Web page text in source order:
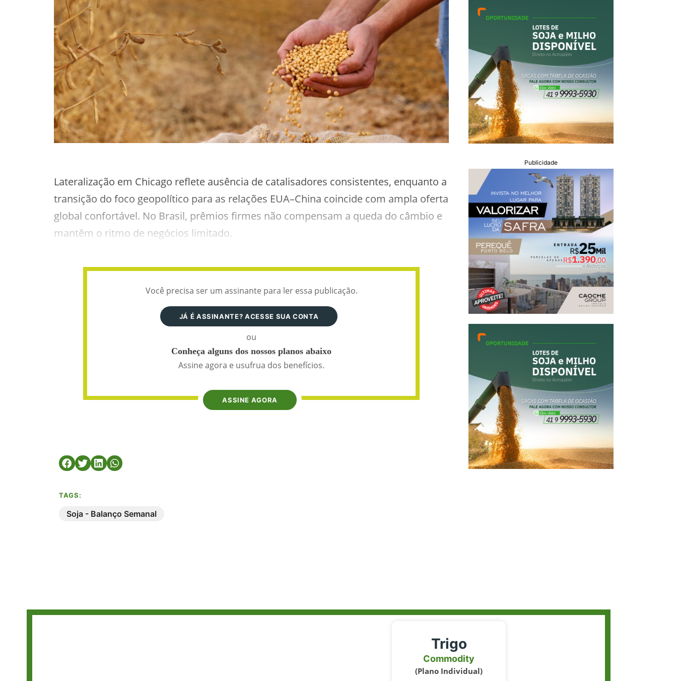
Lateralização em Chicago reflete ausência de catalisadores consistentes, enquanto a
transição do foco geopolítico para as relações EUA–China coincide com ampla oferta
global confortável. No Brasil, prêmios firmes não compensam a queda do câmbio e
mantêm o ritmo de negócios limitado.
Você precisa ser um assinante para ler essa publicação.
JÁ É ASSINANTE? ACESSE SUA CONTA
ou
Conheça alguns dos nossos planos abaixo
Assine agora e usufrua dos benefícios.
ASSINE AGORA
TAGS:
Soja - Balanço Semanal
Publicidade
Trigo
Commodity
(Plano Individual)